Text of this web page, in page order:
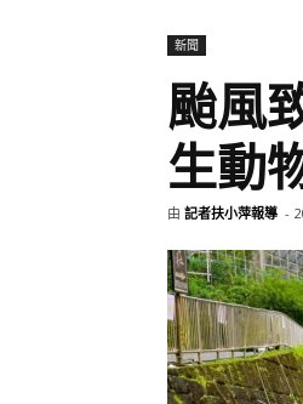
新聞
颱風
生動
由 記者扶小萍報導 -